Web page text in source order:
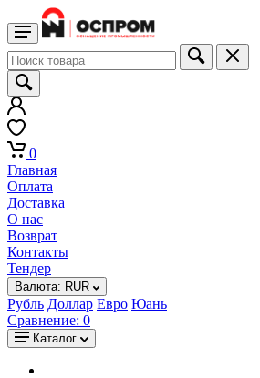
0
Главная
Оплата
Доставка
О нас
Возврат
Контакты
Тендер
Валюта: RUR
Рубль Доллар Евро Юань
Сравнение: 0
Каталог